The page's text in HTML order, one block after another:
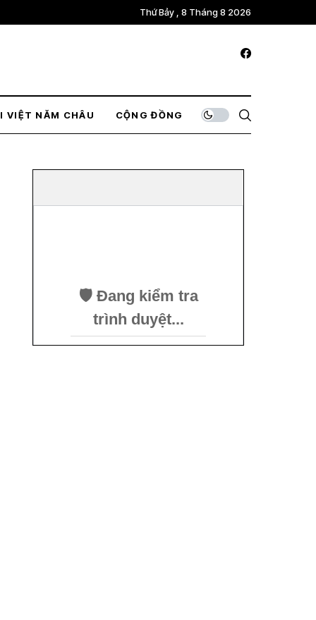
Thứ Bảy , 8 Tháng 8 2026
VIỆT NĂM CHÂU CỘNG ĐỒNG